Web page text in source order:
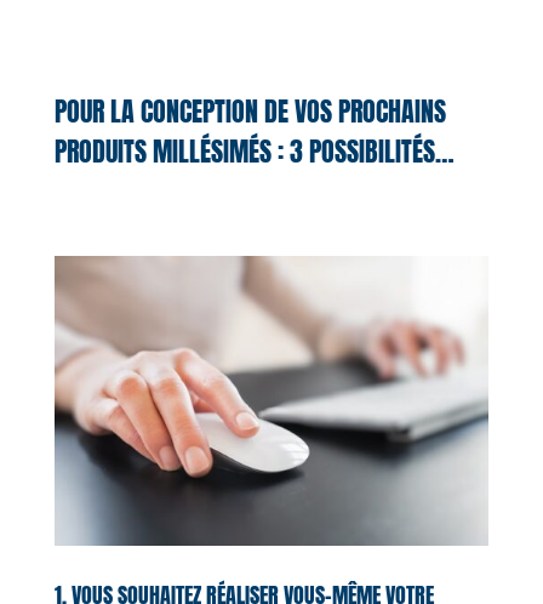
POUR LA CONCEPTION DE VOS PROCHAINS
PRODUITS MILLÉSIMÉS : 3 POSSIBILITÉS…
1. VOUS SOUHAITEZ RÉALISER VOUS-MÊME VOTRE